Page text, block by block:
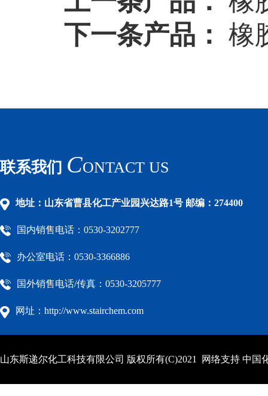
下一条产品： 橡
联系我们 CONTACT US
地址：山东省曹县化工产业园兴达路1号 邮编：274400
国内销售电话：0530-3202777
办公室电话：0530-3366886
国外销售电话/传真：0530-3205777
网址：http://www.stairchem.com
山东斯递尔化工科技有限公司 版权所有(C)2021 网络支持 中国